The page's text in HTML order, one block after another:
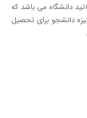
دانشگاه می باشد که
دانشجو برای تحصیل